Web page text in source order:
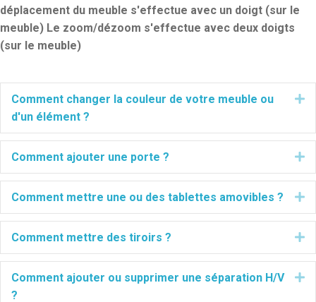
déplacement du meuble s'effectue avec un doigt (sur le
meuble) Le zoom/dézoom s'effectue avec deux doigts
(sur le meuble)
Comment changer la couleur de votre meuble ou
d'un élément ?
Comment ajouter une porte ?
Comment mettre une ou des tablettes amovibles ?
Comment mettre des tiroirs ?
Comment ajouter ou supprimer une séparation H/V
?